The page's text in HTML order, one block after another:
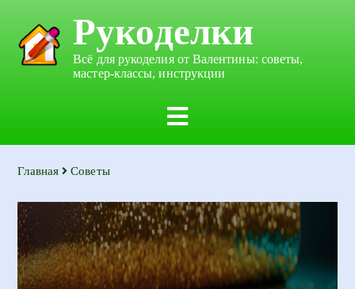
Рукоделки
Всё для рукоделия от Валентины: советы,
мастер-классы, инструкции
Главная Советы